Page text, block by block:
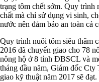
trạng tôm chết sớm. Quy trình
chất mà chỉ sử dụng vi sinh,
nước nên đảm bảo an toàn cả
Quy trình nuôi tôm siêu thâm
2016 đã chuyển giao cho 78
nông hộ ở 8 tỉnh ĐBSCL và
tháng đầu năm, Giám đốc
giao kỹ thuật năm 2017 sẽ đạt.